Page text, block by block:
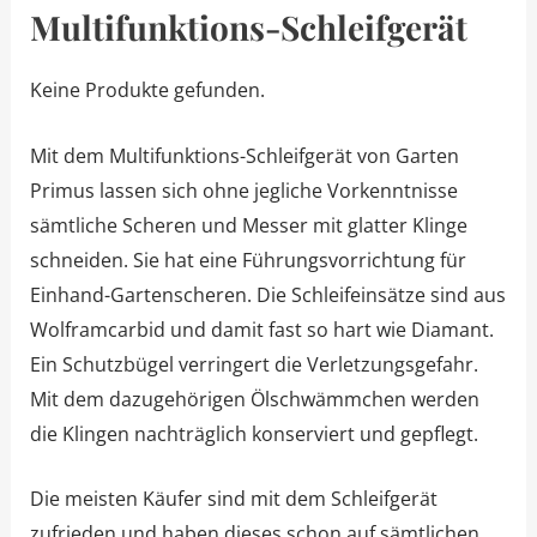
Multifunktions-Schleifgerät
Keine Produkte gefunden.
Mit dem Multifunktions-Schleifgerät von Garten
Primus lassen sich ohne jegliche Vorkenntnisse
sämtliche Scheren und Messer mit glatter Klinge
schneiden. Sie hat eine Führungsvorrichtung für
Einhand-Gartenscheren. Die Schleifeinsätze sind aus
Wolframcarbid und damit fast so hart wie Diamant.
Ein Schutzbügel verringert die Verletzungsgefahr.
Mit dem dazugehörigen Ölschwämmchen werden
die Klingen nachträglich konserviert und gepflegt.
Die meisten Käufer sind mit dem Schleifgerät